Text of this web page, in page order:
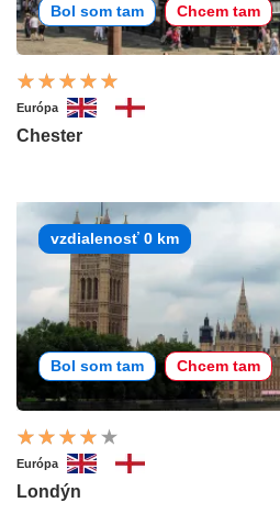
Bol som tam Chcem tam
Európa
Chester
vzdialenosť 0 km
Bol som tam Chcem tam
Európa
Londýn